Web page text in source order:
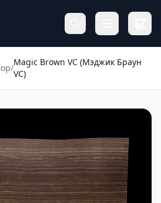
/
Magic Brown VC (Мэджик Браун
VC)